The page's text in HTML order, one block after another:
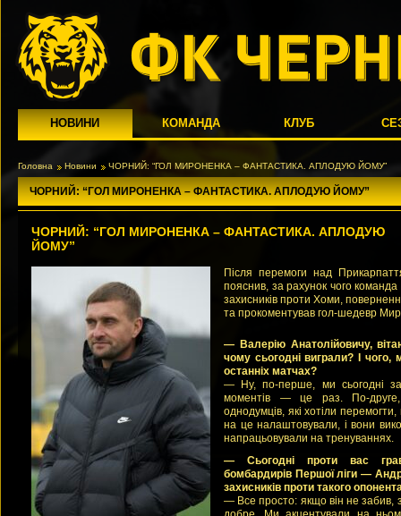
НОВИНИ КОМАНДА КЛУБ
Головна Новини ЧОРНИЙ: “ГОЛ МИРОНЕНКА – ФАНТАСТИКА. АПЛОДУЮ ЙОМУ”
ЧОРНИЙ: “ГОЛ МИРОНЕНКА – ФАНТАСТИКА. АПЛОДУЮ ЙОМУ”
ЧОРНИЙ: “ГОЛ МИРОНЕНКА – ФАНТАСТИКА. АПЛОДУЮ
ЙОМУ”
Після перемоги над
пояснив, за рахунок чого команда
захисників проти Хоми,
та прокоментував гол-шедевр
— Валерію Анатолійовичу,
чому сьогодні виграли? І
останніх матчах?
— Ну, по-перше, ми сьогодні
моментів — це раз. По-
однодумців, які хотіли
на це налаштовували, і вони
напрацьовували на тренуваннях.
— Сьогодні проти вас
бомбардирів Першої ліги —
захисників проти такого
— Все просто: якщо він не забив,